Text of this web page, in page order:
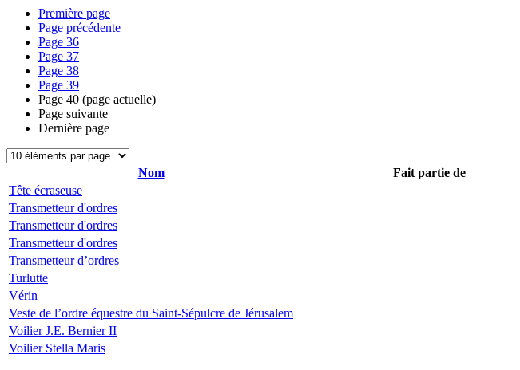
Première page
Page précédente
Page 36
Page 37
Page 38
Page 39
Page 40 (page actuelle)
Page suivante
Dernière page
Nom Fait partie de
Tête écraseuse
Transmetteur d'ordres
Transmetteur d'ordres
Transmetteur d'ordres
Transmetteur d’ordres
Turlutte
Vérin
Veste de l’ordre équestre du Saint-Sépulcre de Jérusalem
Voilier J.E. Bernier II
Voilier Stella Maris